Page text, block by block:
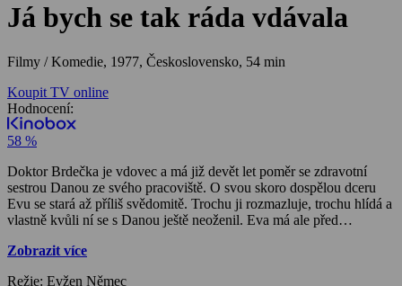
Já bych se tak ráda vdávala
Filmy / Komedie, 1977, Československo, 54 min
Koupit TV online
Hodnocení:
58 %
Doktor Brdečka je vdovec a má již devět let poměr se zdravotní
sestrou Danou ze svého pracoviště. O svou skoro dospělou dceru
Evu se stará až příliš svědomitě. Trochu ji rozmazluje, trochu hlídá a
vlastně kvůli ní se s Danou ještě neoženil. Eva má ale před
nastanou ve chvíli, když dá Dana doktorovi ultimátum: buď sňatek,
Zobrazit více
Režie: Evžen Němec